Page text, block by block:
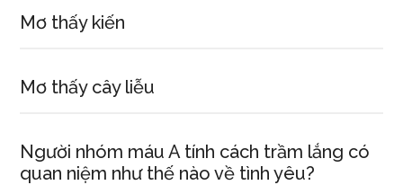
Mơ thấy kiến
Mơ thấy cây liễu
Người nhóm máu A tính cách trầm lắng có
quan niệm như thế nào về tình yêu?